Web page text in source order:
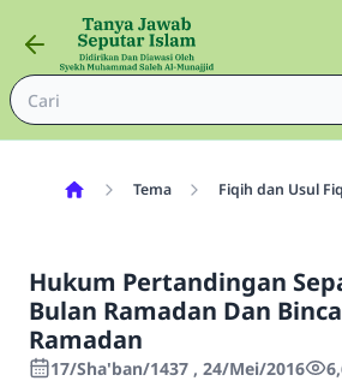
Tema Fiqih dan Usul
Hukum Pertandingan
Bulan Ramadan Dan
Ramadan
17/Sha'ban/1437 , 24/Mei/2016